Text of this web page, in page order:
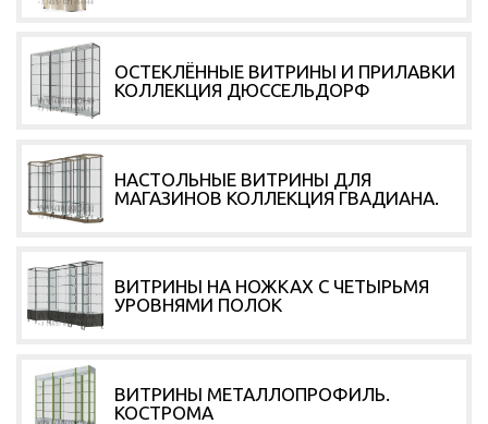
ОСТЕКЛЁННЫЕ ВИТРИНЫ И ПРИЛАВКИ
КОЛЛЕКЦИЯ ДЮССЕЛЬДОРФ
НАСТОЛЬНЫЕ ВИТРИНЫ ДЛЯ
МАГАЗИНОВ КОЛЛЕКЦИЯ ГВАДИАНА.
ВИТРИНЫ НА НОЖКАХ С ЧЕТЫРЬМЯ
УРОВНЯМИ ПОЛОК
ВИТРИНЫ МЕТАЛЛОПРОФИЛЬ.
КОСТРОМА